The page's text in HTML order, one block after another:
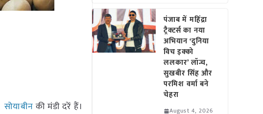
सोयाबीनकी मंडी दरें हैं।
पंजाब में महिंद्रा
ट्रैक्टर्स का नया
अभियान ‘दुनिया
विच इक्को
ललकार’ लॉन्च,
सुखबीर सिंह और
परमिश वर्मा बने
चेहरा
August 4, 2026